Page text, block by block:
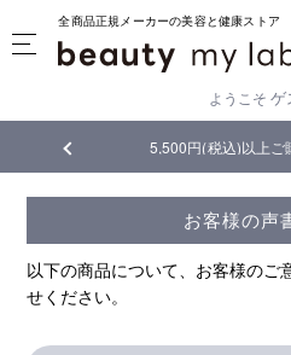
全商品正規メーカーの美容と健康ストア
ようこそ ゲ
5,500円(税込)以上ご
お客様の声
以下の商品について、お客様のご
せください。